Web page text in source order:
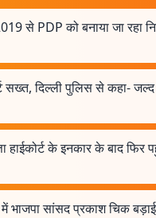
से PDP को बनाया जा रहा
सख्त, दिल्ली पुलिस से कहा-
के इनकार के बाद फिर
भाजपा सांसद प्रकाश चिक